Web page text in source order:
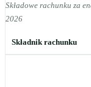
Składowe rachunku za
2026
Składnik rachunku